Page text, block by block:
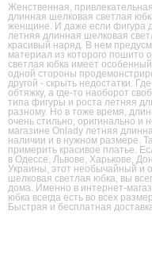
Женственная,
длинная шелковая светлая
женщине. И даже если фигура
летняя длинная шелковая
красивый наряд. В нем
материал из которого пошито
светлая юбка имеет
одной стороны
другой - скрыть недостатки.
обтяжку, а где-то наоборот
типа фигуры и роста летняя
разному. Но в тоже время,
очень стильно, оригинально и
магазине Onlady летняя
наличии и в нужном размере.
примерить красивое платье.
в Одессе, Львове, Харькове,
Украины, этот необычайный и
шелковая светлая юбка, вы
дома. Именно в интернет-
юбка всегда есть во всех
Быстрая и бесплатная